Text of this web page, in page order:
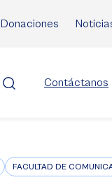
Donaciones
Contáctanos
FACULTAD DE